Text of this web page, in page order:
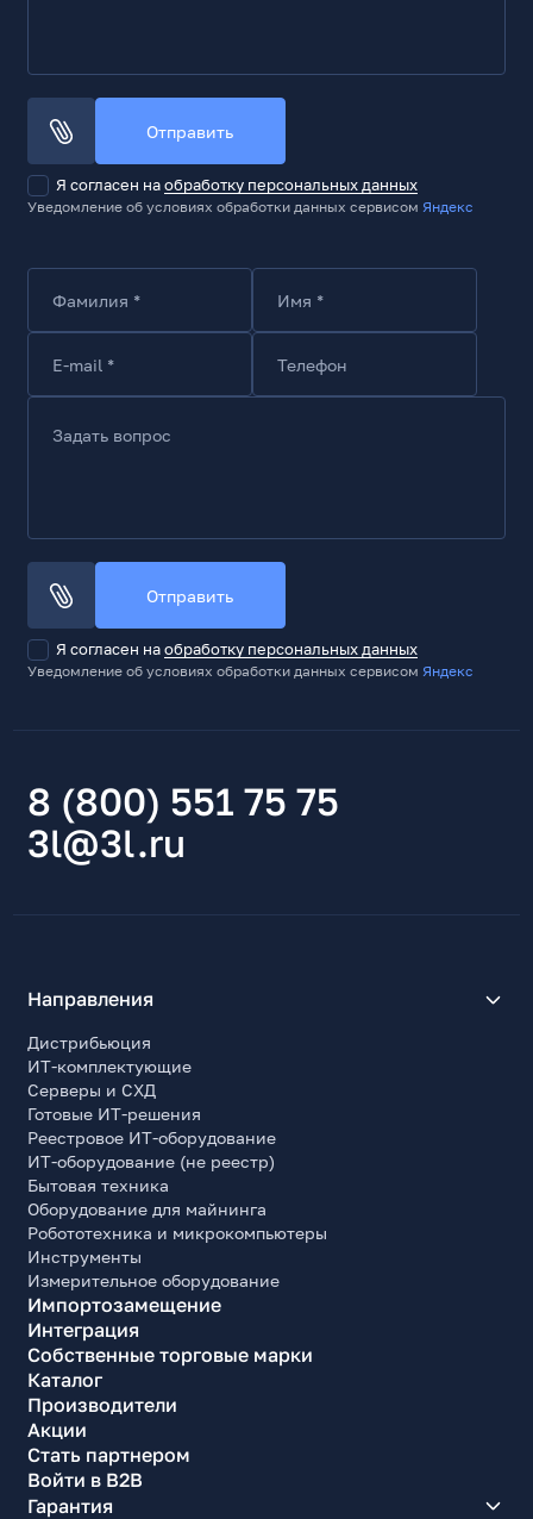
Отправить
Я согласен наобработку персональных данных
Уведомление об условиях обработки данных сервисомЯндекс
Фамилия * Имя *
E-mail * Телефон
Задать вопрос
Отправить
Я согласен наобработку персональных данных
Уведомление об условиях обработки данных сервисомЯндекс
8 (800) 551 75 75
3l@3l.ru
Направления
Дистрибьюция
ИТ-комплектующие
Серверы и СХД
Готовые ИТ-решения
Реестровое ИТ-оборудование
ИТ-оборудование (не реестр)
Бытовая техника
Оборудование для майнинга
Робототехника и микрокомпьютеры
Инструменты
Измерительное оборудование
Импортозамещение
Интеграция
Собственные торговые марки
Каталог
Производители
Акции
Стать партнером
Войти в B2B
Гарантия